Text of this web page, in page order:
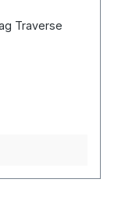
Traverse